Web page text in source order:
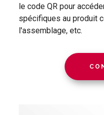
le code QR pour
spécifiques au produit
l'assemblage, etc.